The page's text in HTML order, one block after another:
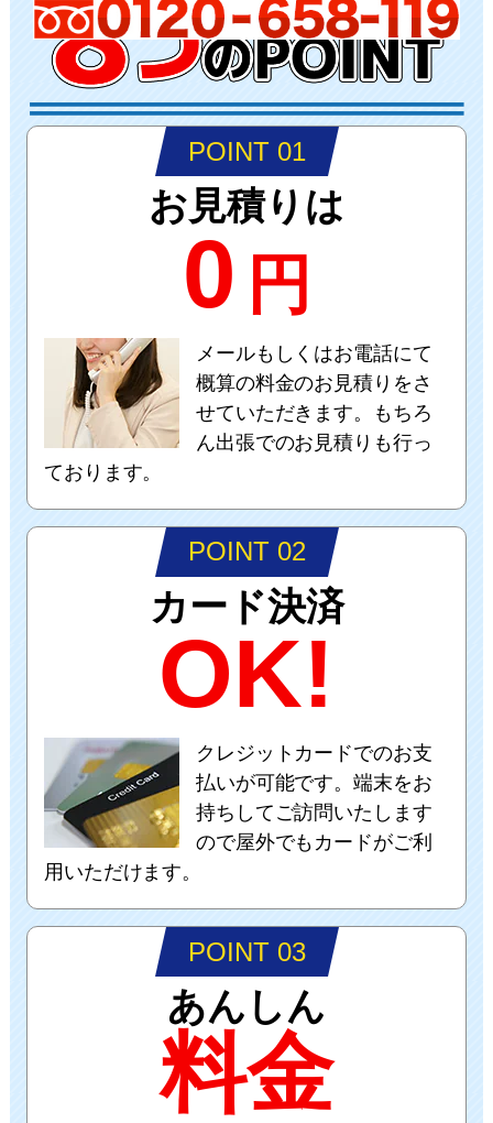
POINT 01
お見積りは
0 円
メールもしくはお電話にて
概算の料金のお見積りをさ
せていただきます。もちろ
ん出張でのお見積りも行っ
ております。
POINT 02
カード決済
OK!
クレジットカードでのお支
払いが可能です。端末をお
持ちしてご訪問いたします
ので屋外でもカードがご利
用いただけます。
POINT 03
あんしん
料金